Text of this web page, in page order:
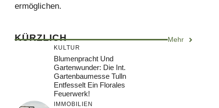
ermöglichen.
KÜRZLICH Mehr
KULTUR
Blumenpracht Und
Gartenwunder: Die Int.
Gartenbaumesse Tulln
Entfesselt Ein Florales
Feuerwerk!
IMMOBILIEN